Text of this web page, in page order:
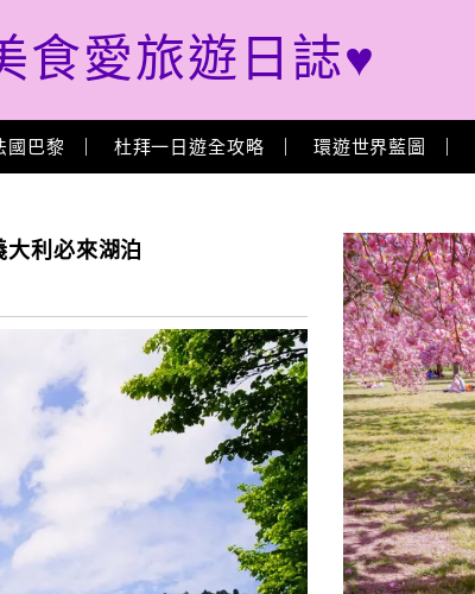
食愛旅遊日誌♥
國巴黎 杜拜一日遊全攻略 環遊世界藍圖
利必來湖泊
About